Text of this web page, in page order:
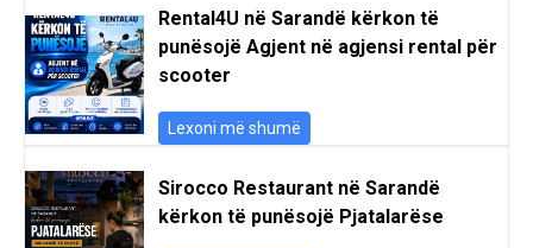
Rental4U në Sarandë kërkon të
punësojë Agjent në agjensi rental për
scooter
Lexoni më shumë
Sirocco Restaurant në Sarandë
kërkon të punësojë Pjatalarëse